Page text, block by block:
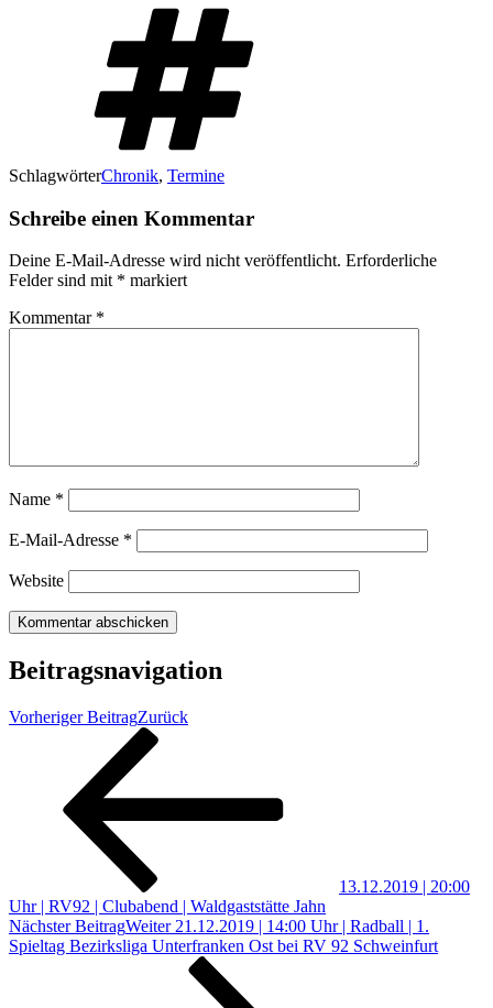
SchlagwörterChronik, Termine
Schreibe einen Kommentar
Deine E-Mail-Adresse wird nicht veröffentlicht. Erforderliche
Felder sind mit * markiert
Kommentar *
Name *
E-Mail-Adresse *
Website
Beitragsnavigation
Vorheriger BeitragZurück
13.12.2019 | 20:00
Uhr | RV92 | Clubabend | Waldgaststätte Jahn
Nächster BeitragWeiter 21.12.2019 | 14:00 Uhr | Radball | 1.
Spieltag Bezirksliga Unterfranken Ost bei RV 92 Schweinfurt